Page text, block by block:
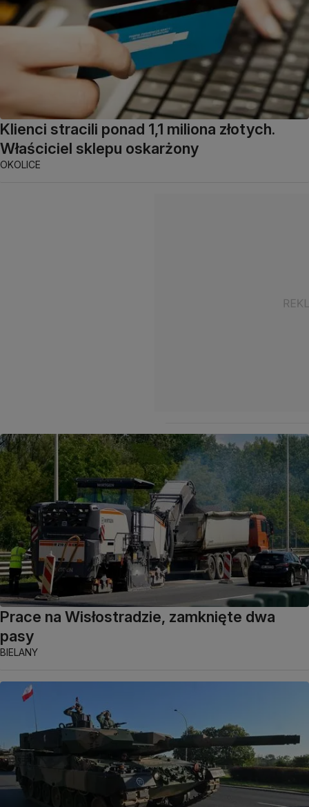
Klienci stracili ponad 1,1 miliona złotych.
Właściciel sklepu oskarżony
OKOLICE
Prace na Wisłostradzie, zamknięte dwa
pasy
BIELANY